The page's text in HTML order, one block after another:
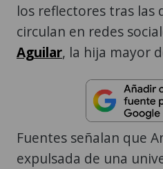
los reflectores tras las
circulan en redes
Aguilar, la hija mayor
Fuentes señalan que
expulsada de una